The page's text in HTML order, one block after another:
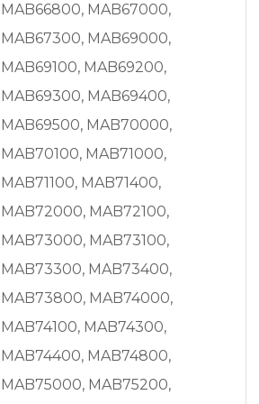
MAB66800, MAB67000,
MAB67300, MAB69000,
MAB69100, MAB69200,
MAB69300, MAB69400,
MAB69500, MAB70000,
MAB70100, MAB71000,
MAB71100, MAB71400,
MAB72000, MAB72100,
MAB73000, MAB73100,
MAB73300, MAB73400,
MAB73800, MAB74000,
MAB74100, MAB74300,
MAB74400, MAB74800,
MAB75000, MAB75200,